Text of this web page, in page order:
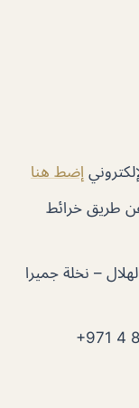
إضط هنا
طريق خرائط
– نخلة جميرا